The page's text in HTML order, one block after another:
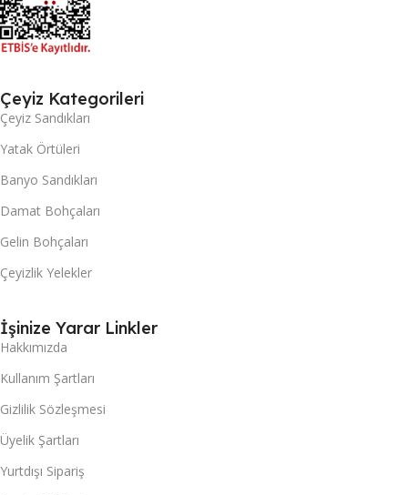
Çeyiz Kategorileri
Çeyiz Sandıkları
Yatak Örtüleri
Banyo Sandıkları
Damat Bohçaları
Gelin Bohçaları
Çeyizlik Yelekler
İşinize Yarar Linkler
Hakkımızda
Kullanım Şartları
Gizlilik Sözleşmesi
Üyelik Şartları
Yurtdışı Sipariş